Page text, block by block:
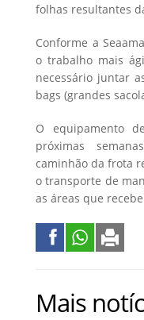
folhas resultantes
Conforme a
o trabalho mais
necessário juntar
bags (grandes
O equipamento
próximas
caminhão da frota
o transporte de
as áreas que
Mais